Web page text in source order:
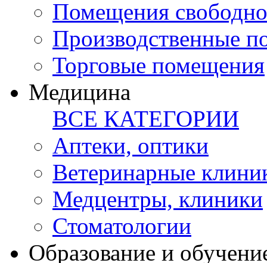
Помещения
Производственные
Торговые помещения
Медицина
ВСЕ КАТЕГОРИИ
Аптеки, оптики
Ветеринарные
Медцентры, клиники
Стоматологии
Образование и